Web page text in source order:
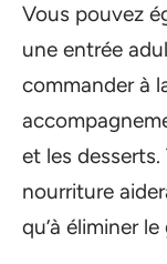
Vous pouvez
une entrée
commander à
et les
nourriture
qu’à éliminer